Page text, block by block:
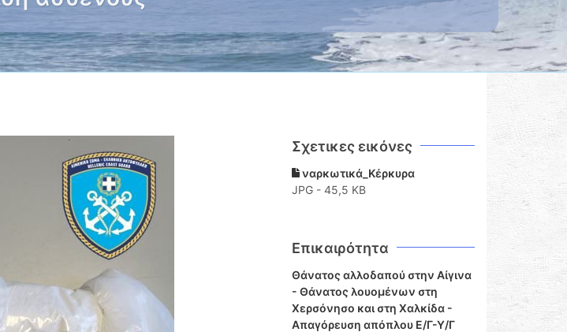
Σχετικες εικόνες
ναρκωτικά_Κέρκυρα
JPG - 45,5 KB
Επικαιρότητα
Θάνατος αλλοδαπού στην Αίγινα
- Θάνατος λουομένων στη
Χερσόνησο και στη Χαλκίδα -
Απαγόρευση απόπλου Ε/Γ-Υ/Γ